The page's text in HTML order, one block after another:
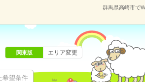
群馬県高崎市で
希望条件
関東版 エリア変更